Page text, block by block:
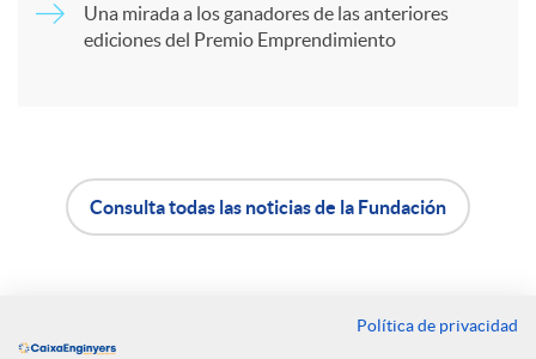
t
n
Una mirada a los ganadores de las anteriores
ediciones del Premio Emprendimiento
Consulta todas las noticias de la Fundación
Política de privacidad